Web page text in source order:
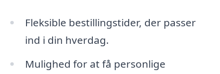
Fleksible bestillingstider, der passer
ind i din hverdag.
Mulighed for at få personlige